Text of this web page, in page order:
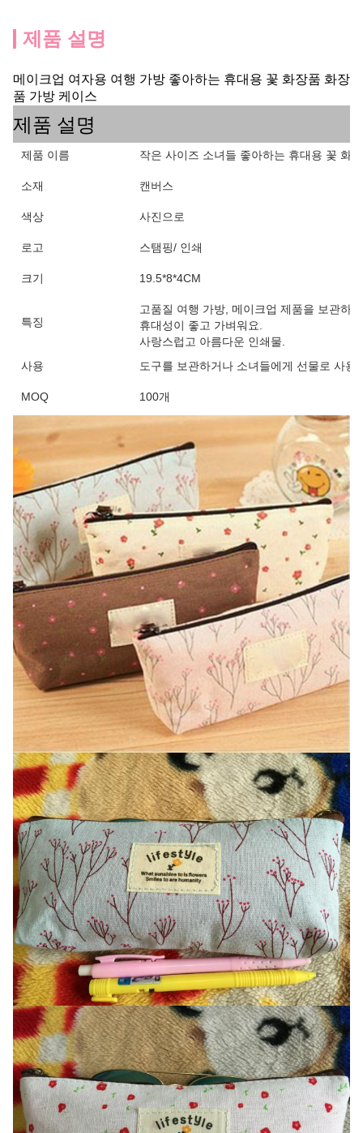
제품 설명
메이크업 여자용 여행 가방 좋아하는 휴대용 꽃 화장품 화장
품 가방 케이스
제품 설명
제품 이름 작은 사이즈 소녀들 좋아하는 휴대용 꽃 화
소재 캔버스
색상 사진으로
로고 스탬핑/ 인쇄
크기 19.5*8*4CM
특징
고품질 여행 가방, 메이크업 제품을 보관하
휴대성이 좋고 가벼워요.
사랑스럽고 아름다운 인쇄물.
사용
도구를 보관하거나 소녀들에게 선물로 사용
MOQ 100개